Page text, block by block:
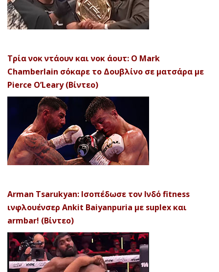
Τρία νοκ ντάουν και νοκ άουτ: Ο Mark
Chamberlain σόκαρε το Δουβλίνο σε ματσάρα με
Pierce O’Leary (Βίντεο)
Arman Tsarukyan: Ισοπέδωσε τον Ινδό fitness
ινφλουένσερ Ankit Baiyanpuria με suplex και
armbar! (Βίντεο)